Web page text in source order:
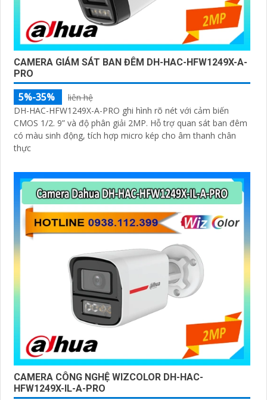
CAMERA GIÁM SÁT BAN ĐÊM DH-HAC-HFW1249X-A-
PRO
5%-35%
liên hệ
DH-HAC-HFW1249X-A-PRO ghi hình rõ nét với cảm biến
CMOS 1/2. 9” và độ phân giải 2MP. Hỗ trợ quan sát ban đêm
có màu sinh động, tích hợp micro kép cho âm thanh chân
thực
CAMERA CÔNG NGHỆ WIZCOLOR DH-HAC-
HFW1249X-IL-A-PRO